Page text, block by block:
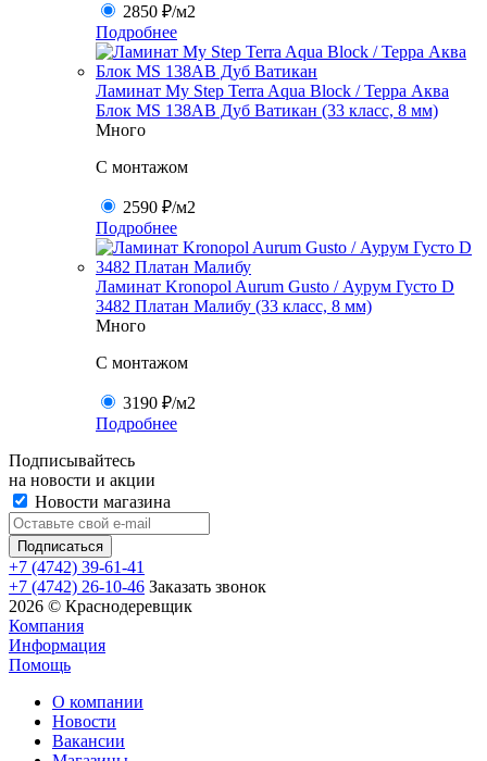
2850 ₽/м2
Подробнее
Ламинат My Step Terra Aqua Block / Терра Аква
Блок MS 138AB Дуб Ватикан (33 класс, 8 мм)
Много
C монтажом
2590 ₽/м2
Подробнее
Ламинат Kronopol Aurum Gusto / Аурум Густо D
3482 Платан Малибу (33 класс, 8 мм)
Много
C монтажом
3190 ₽/м2
Подробнее
Подписывайтесь
на новости и акции
Новости магазина
+7 (4742) 39-61-41
+7 (4742) 26-10-46 Заказать звонок
2026 © Краснодеревщик
Компания
Информация
Помощь
О компании
Новости
Вакансии